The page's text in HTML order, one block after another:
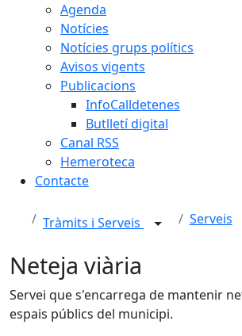
Agenda
Notícies
Notícies grups polítics
Avisos vigents
Publicacions
InfoCalldetenes
Butlletí digital
Canal RSS
Hemeroteca
Contacte
Tràmits i Serveis Serveis
Neteja viària
Servei que s'encarrega de mantenir
espais públics del municipi.